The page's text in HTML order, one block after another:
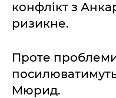
конфлікт з
ризикне.
Проте проблеми
Мюрид.